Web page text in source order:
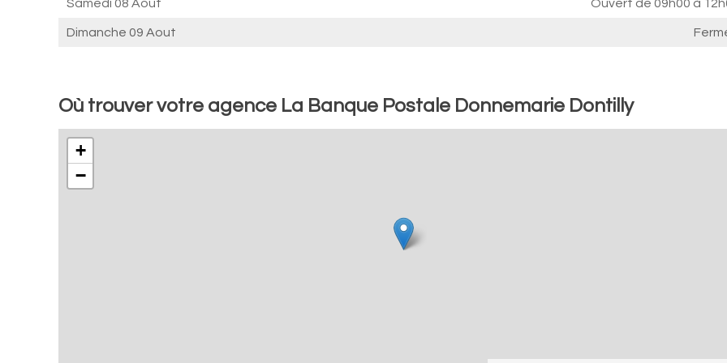
Samedi 08 Aout Ouvert de 09h00 à
Dimanche 09 Aout
Où trouver votre agence La Banque Postale Donnemarie Dontilly
+
−